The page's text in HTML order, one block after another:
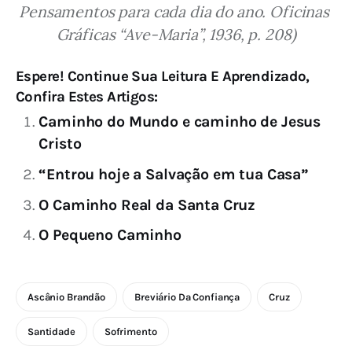
Pensamentos para cada dia do ano. Oficinas
Gráficas “Ave-Maria”, 1936, p. 208)
Espere! Continue Sua Leitura E Aprendizado,
Confira Estes Artigos:
Caminho do Mundo e caminho de Jesus
Cristo
“Entrou hoje a Salvação em tua Casa”
O Caminho Real da Santa Cruz
O Pequeno Caminho
Ascânio Brandão Breviário Da Confiança Cruz
Santidade Sofrimento